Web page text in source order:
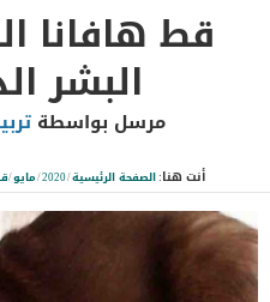
قط هافانا
البشر
مرسل بواسطة
أنت هنا:الصفحة الرئيسية/
2020
/مايو/